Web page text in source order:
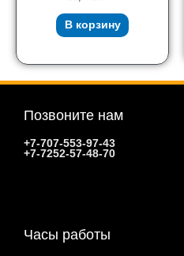
В корзину
Позвоните нам
+7-707-553-97-43
+7-7252-57-48-70
Часы работы